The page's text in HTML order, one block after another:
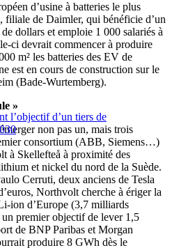
d’usine à batteries le plus
filiale de Daimler, qui bénéficie d’un
dollars et emploie 1 000 salariés à
ci devrait commencer à produire
m² les batteries des EV de
est en cours de construction sur le
(Bade-Wurtemberg).
l’objectif d’un tiers de
»
non pas un, mais trois
consortium (ABB, Siemens…)
à Skellefteå à proximité des
et nickel du nord de la Suède.
Cerruti, deux anciens de Tesla
Northvolt cherche à ériger la
ion d’Europe (3,7 milliards
premier objectif de lever 1,5
de BNP Paribas et Morgan
produire 8 GWh dès le